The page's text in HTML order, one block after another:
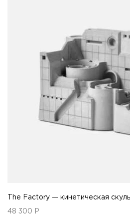
The Factory — кинетическая
48 300 Р